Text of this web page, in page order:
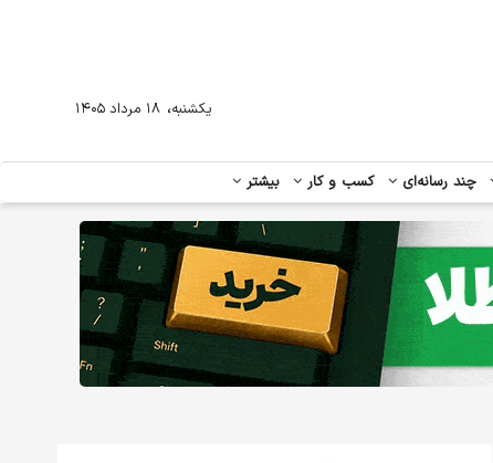
چند رسانه‌ای کسب و کار بیشتر
یکشنبه، ۱۸ مرداد ۱۴۰۵